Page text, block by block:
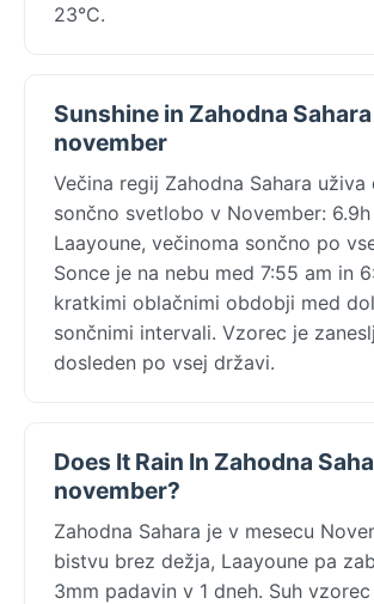
23°C.
Sunshine in Zahodna
november
Večina regij Zahodna Sahara uživa
sončno svetlobo v November:
Laayoune, večinoma sončno po
Sonce je na nebu med 7:55 am in
kratkimi oblačnimi obdobji med
sončnimi intervali. Vzorec je
dosleden po vsej državi.
Does It Rain In Zahodna
november?
Zahodna Sahara je v mesecu
bistvu brez dežja, Laayoune pa
3mm padavin v 1 dneh. Suh